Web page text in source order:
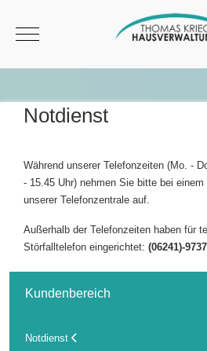
Mobile Menu Toggle
Notdienst
Während unserer Telefonzeiten (Mo. -
- 15.45 Uhr) nehmen Sie bitte bei
unserer Telefonzentrale auf.
Außerhalb der Telefonzeiten haben für
Störfalltelefon eingerichtet: (06241)-
Kundenbereich
Notdienst